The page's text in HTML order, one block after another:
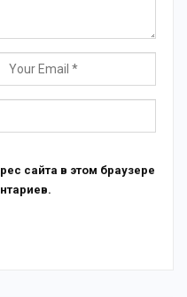
сайта в этом браузере